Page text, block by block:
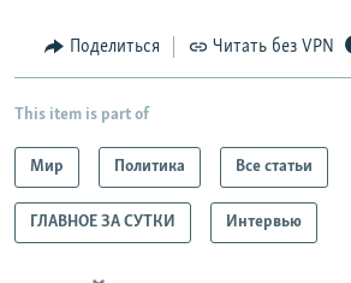
Поделиться Читать без VPN
This item is part of
Мир Политика Все статьи
ГЛАВНОЕ ЗА СУТКИ Интервью